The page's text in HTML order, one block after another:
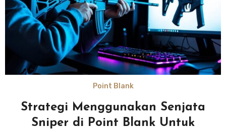
Point Blank
Strategi Menggunakan Senjata
Sniper di Point Blank Untuk